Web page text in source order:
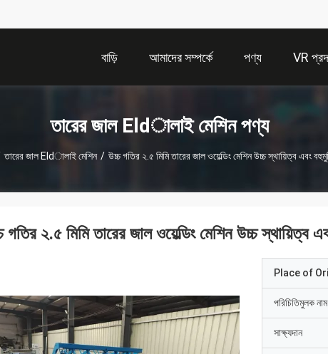
বাড়ি আমাদের সম্পর্কে পণ্য VR
তারের জাল Eldালাই মেশিন পণ্য
তারের জাল Eldালাই মেশিন / উচ্চ গতির ২.৫ মিমি তারের জাল ওয়েল্ডিং মেশিন উচ্চ স্থায়িত্ব এবং
গতির ২.৫ মিমি তারের জাল ওয়েল্ডিং মেশিন উচ্চ স্থায়িত্ব
Place of
পরিচিতিমুলক নাম
সাক্ষ্যদান